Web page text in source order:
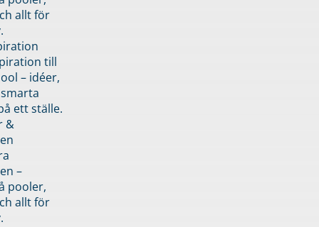
allt för
till
– idéer,
ett ställe.
&
–
pooler,
allt för